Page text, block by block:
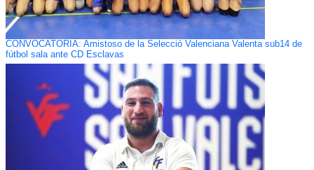
CONVOCATORIA: Amistoso de la Selecció Valenciana Valenta sub14 de
fútbol sala ante CD Esclavas